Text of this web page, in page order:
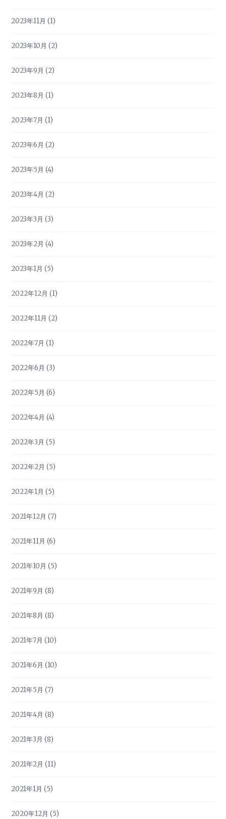
2023年11月 (1)
2023年10月 (2)
2023年9月 (2)
2023年8月 (1)
2023年7月 (1)
2023年6月 (2)
2023年5月 (4)
2023年4月 (2)
2023年3月 (3)
2023年2月 (4)
2023年1月 (5)
2022年12月 (1)
2022年11月 (2)
2022年7月 (1)
2022年6月 (3)
2022年5月 (6)
2022年4月 (4)
2022年3月 (5)
2022年2月 (5)
2022年1月 (5)
2021年12月 (7)
2021年11月 (6)
2021年10月 (5)
2021年9月 (8)
2021年8月 (8)
2021年7月 (10)
2021年6月 (10)
2021年5月 (7)
2021年4月 (8)
2021年3月 (8)
2021年2月 (11)
2021年1月 (5)
2020年12月 (5)